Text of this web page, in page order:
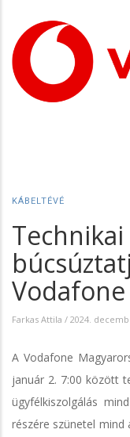
KÁBELTÉVÉ
Technikai
Vodafone
Farkas Attila / 2024.
A Vodafone
január 2. 7:00 között
ügyfélkiszolgálás
részére szünetel mind